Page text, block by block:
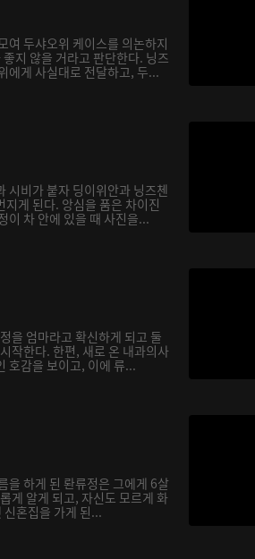
여 두샤오위 케이스를 의논하지
지 않을 거라고 판단한다. 닝즈
에게 사실대로 전달하고, 두...
시비가 붙자 딩이위안과 닝즈첸
게 된다. 앙심을 품은 차이진
이 차 안에 있을 때 사진을...
을 엄마라고 확신하게 되고 둘
작한다. 한편, 새로 온 내과의사
호감을 보이고, 이에 류...
을 하게 된 롼류정은 그에게 6살
게 알게 되고, 자신도 모르게 화
신혼집을 가게 된...